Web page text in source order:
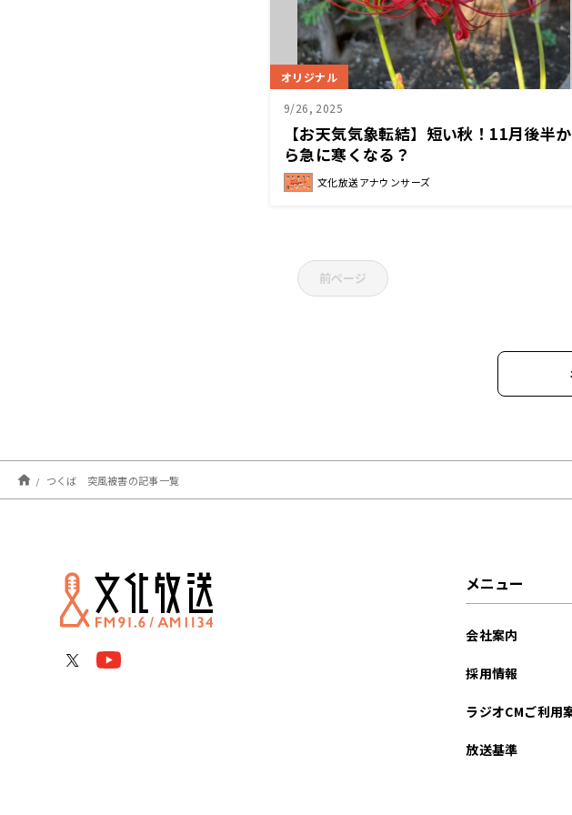
オリジナル
9/26, 2025
【お天気気象転結】短い秋！11月後半か
ら急に寒くなる？
文化放送アナウンサーズ
前ページ
つくば 突風被害の記事一覧
メニュー
会社案内
採用情報
ラジオCMご利用
放送基準